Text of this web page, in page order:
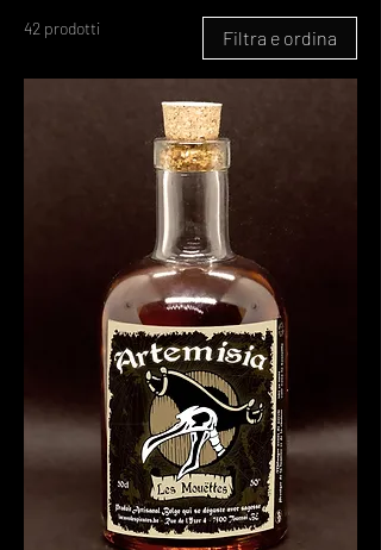
42 prodotti Filtra e ordina